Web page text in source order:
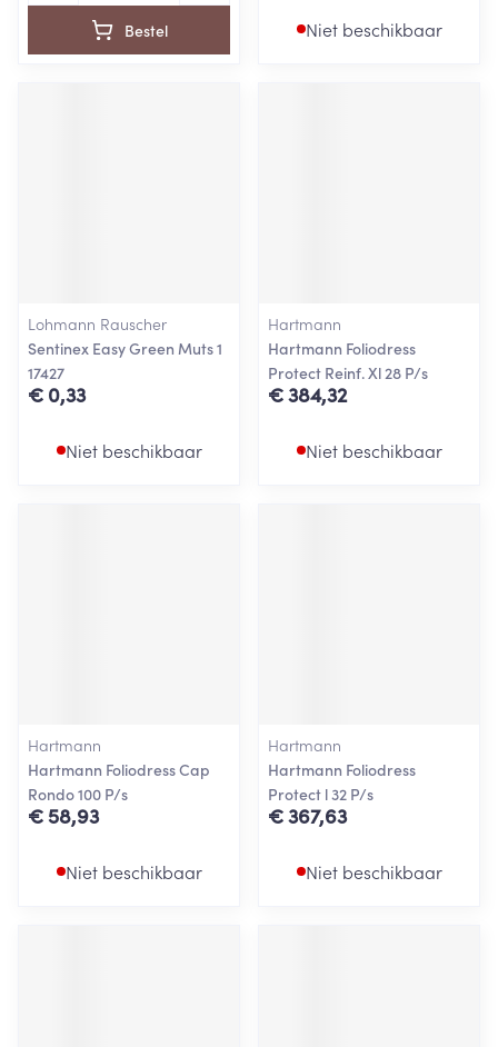
Bestel Niet beschikbaar
Lohmann Rauscher
Sentinex Easy Green Muts 1
17427
€ 0,33
Niet beschikbaar
Hartmann
Hartmann Foliodress
Protect Reinf. Xl 28 P/s
€ 384,32
Niet beschikbaar
Hartmann
Hartmann Foliodress Cap
Rondo 100 P/s
€ 58,93
Niet beschikbaar
Hartmann
Hartmann Foliodress
Protect l 32 P/s
€ 367,63
Niet beschikbaar